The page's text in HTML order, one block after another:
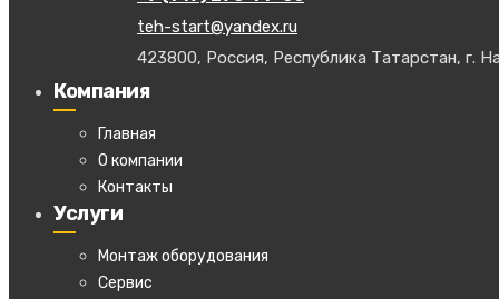
teh-start@yandex.ru
423800, Россия, Республика Татарстан, г.
Компания
Главная
О компании
Контакты
Услуги
Монтаж оборудования
Сервис